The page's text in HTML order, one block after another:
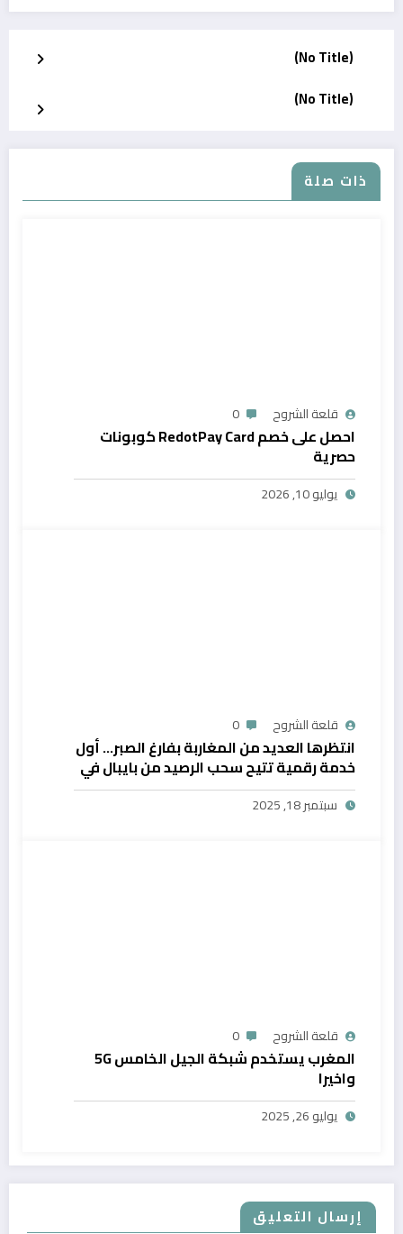
(No Title)
(No Title)
ذات صلة
قلعة الشروح 0
احصل على خصم RedotPay Card كوبونات
حصرية
يوليو 10, 2026
قلعة الشروح 0
انتظرها العديد من المغاربة بفارغ الصبر… أول
خدمة رقمية تتيح سحب الرصيد من بايبال في
المغرب
سبتمبر 18, 2025
قلعة الشروح 0
المغرب يستخدم شبكة الجيل الخامس 5G
واخيرا
يوليو 26, 2025
إرسال التعليق